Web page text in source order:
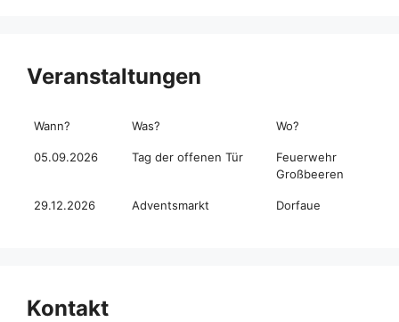
Veranstaltungen
Wann? Was? Wo?
05.09.2026 Tag der offenen Tür
Feuerwehr
Großbeeren
29.12.2026 Adventsmarkt Dorfaue
Kontakt